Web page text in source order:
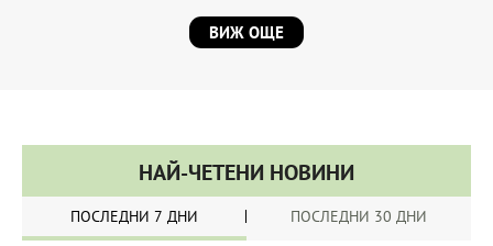
ВИЖ ОЩЕ
НАЙ-ЧЕТЕНИ НОВИНИ
ПОСЛЕДНИ 7 ДНИ ПОСЛЕДНИ 30 ДНИ